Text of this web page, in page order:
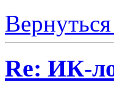
Re: ИК-